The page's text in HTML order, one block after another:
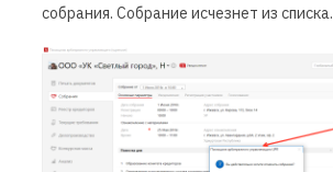
собрания. Собрание исчезнет из списка.